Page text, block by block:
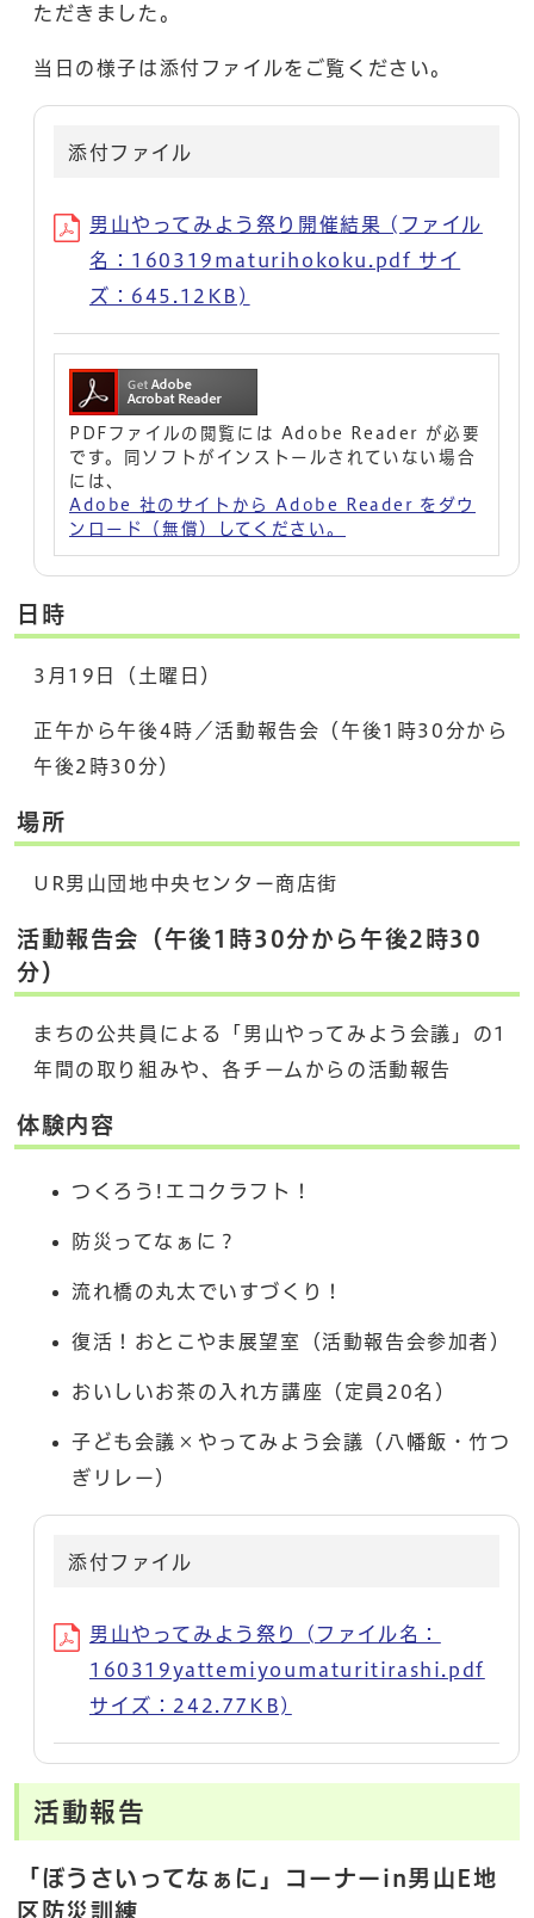
ただきました。
当日の様子は添付ファイルをご覧ください。
添付ファイル
男山やってみよう祭り開催結果 (ファイル
名：160319maturihokoku.pdf サイ
ズ：645.12KB)
PDFファイルの閲覧には Adobe Reader が必要
です。同ソフトがインストールされていない場合
には、
Adobe 社のサイトから Adobe Reader をダウ
ンロード（無償）してください。
日時
3月19日（土曜日）
正午から午後4時／活動報告会（午後1時30分から
午後2時30分）
場所
UR男山団地中央センター商店街
活動報告会（午後1時30分から午後2時30
分）
まちの公共員による「男山やってみよう会議」の1
年間の取り組みや、各チームからの活動報告
体験内容
つくろう!エコクラフト！
防災ってなぁに？
流れ橋の丸太でいすづくり！
復活！おとこやま展望室（活動報告会参加者）
おいしいお茶の入れ方講座（定員20名）
子ども会議×やってみよう会議（八幡飯・竹つ
ぎリレー）
添付ファイル
男山やってみよう祭り (ファイル名：
160319yattemiyoumaturitirashi.pdf
サイズ：242.77KB)
活動報告
「ぼうさいってなぁに」コーナーin男山E地
区防災訓練